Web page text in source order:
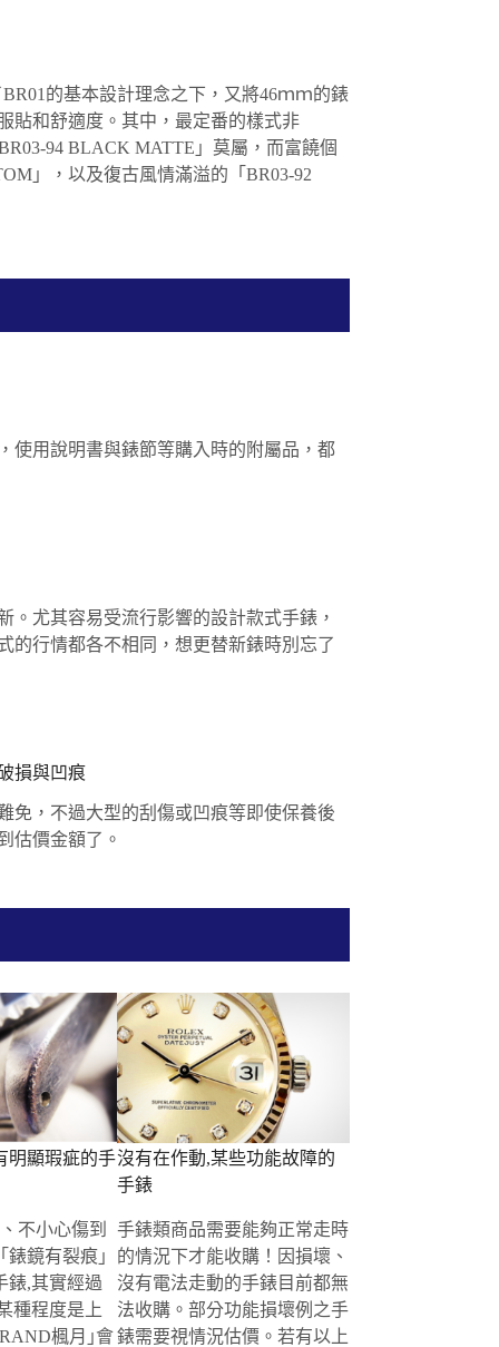
的基本設計理念之下，又將46ｍｍ的錶
貼和舒適度。其中，最定番的樣式非
94 BLACK MATTE」莫屬，而富饒個
」，以及復古風情滿溢的「BR03-92
使用說明書與錶節等購入時的附屬品，都
。尤其容易受流行影響的設計款式手錶，
的行情都各不相同，想更替新錶時別忘了
損與凹痕
免，不過大型的刮傷或凹痕等即使保養後
估價金額了。
明顯瑕疵的手
不小心傷到
錶鏡有裂痕｣
錶,其實經過
種程度是上
楓月｣會
沒有在作動,某些功能故障的
手錶
手錶類商品需要能夠正常走時
的情況下才能收購！因損壞、
沒有電法走動的手錶目前都無
法收購。部分功能損壞例之手
錶需要視情況估價。若有以上